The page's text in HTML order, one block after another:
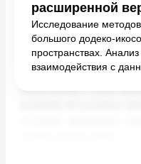
расширенной
Исследование
большого додеко-
пространствах.
взаимодействия с